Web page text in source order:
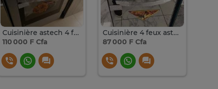
Cuisinière astech 4 feux
110 000 F Cfa
Cuisinière 4 feux astech
87 000 F Cfa